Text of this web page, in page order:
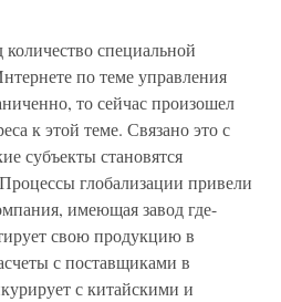
количество специальной
по теме управления
то сейчас произошел
к этой теме. Связано это с
субъекты становятся
глобализации привели
имеющая завод где-
свою продукцию в
с поставщиками в
с китайскими и